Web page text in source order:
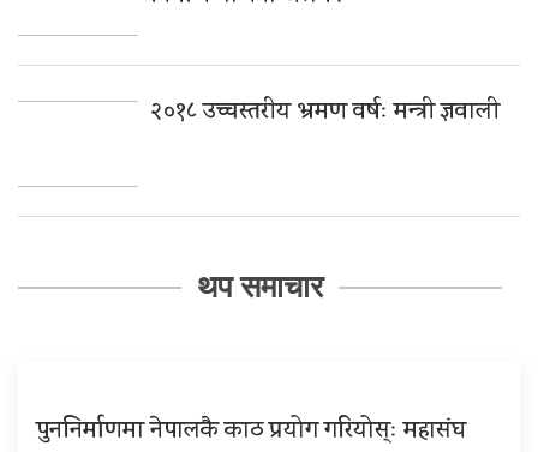
२०१८ उच्चस्तरीय भ्रमण वर्षः मन्त्री ज्ञवाली
थप समाचार
पुननिर्माणमा नेपालकै काठ प्रयोग गरियोस्ः महासंघ